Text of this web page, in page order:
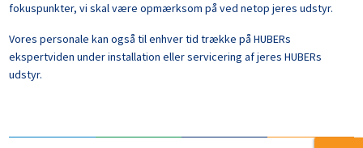
fokuspunkter, vi skal være opmærksom på ved netop jeres udstyr.
Vores personale kan også til enhver tid trække på HUBERs
ekspertviden under installation eller servicering af jeres HUBERs
udstyr.